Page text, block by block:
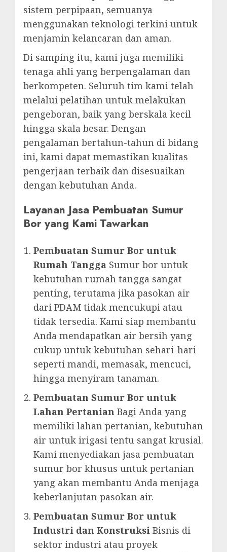
sistem perpipaan, semuanya
menggunakan teknologi terkini untuk
menjamin kelancaran dan aman.
Di samping itu, kami juga memiliki
tenaga ahli yang berpengalaman dan
berkompeten. Seluruh tim kami telah
melalui pelatihan untuk melakukan
pengeboran, baik yang berskala kecil
hingga skala besar. Dengan
pengalaman bertahun-tahun di bidang
ini, kami dapat memastikan kualitas
pengerjaan terbaik dan disesuaikan
dengan kebutuhan Anda.
Layanan Jasa Pembuatan Sumur
Bor yang Kami Tawarkan
Pembuatan Sumur Bor untuk
Rumah Tangga Sumur bor untuk
kebutuhan rumah tangga sangat
penting, terutama jika pasokan air
dari PDAM tidak mencukupi atau
tidak tersedia. Kami siap membantu
Anda mendapatkan air bersih yang
cukup untuk kebutuhan sehari-hari
seperti mandi, memasak, mencuci,
hingga menyiram tanaman.
Pembuatan Sumur Bor untuk
Lahan Pertanian Bagi Anda yang
memiliki lahan pertanian, kebutuhan
air untuk irigasi tentu sangat krusial.
Kami menyediakan jasa pembuatan
sumur bor khusus untuk pertanian
yang akan membantu Anda menjaga
keberlanjutan pasokan air.
Pembuatan Sumur Bor untuk
Industri dan Konstruksi Bisnis di
sektor industri atau proyek